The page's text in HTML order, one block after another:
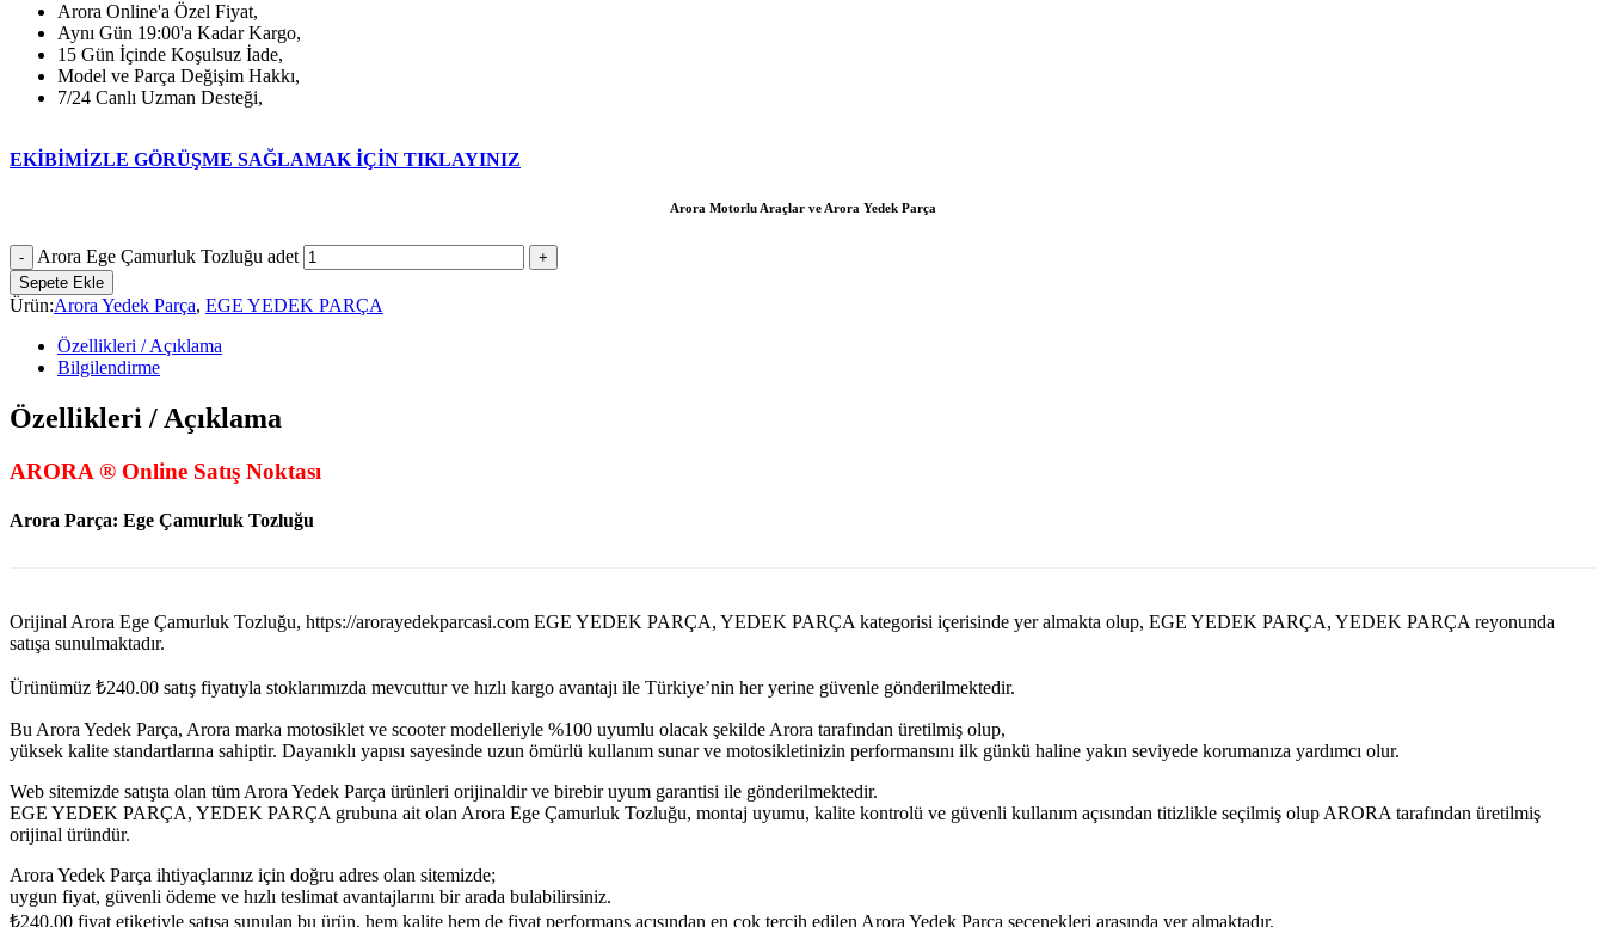
Arora Online'a Özel Fiyat,
Aynı Gün 19:00'a Kadar Kargo,
15 Gün İçinde Koşulsuz İade,
Model ve Parça Değişim Hakkı,
7/24 Canlı Uzman Desteği,
EKİBİMİZLE GÖRÜŞME SAĞLAMAK İÇİN TIKLAYINIZ
Arora Motorlu Araçlar ve Arora Yedek Parça
Arora Ege Çamurluk Tozluğu adet
Sepete Ekle
Ürün:Arora Yedek Parça, EGE YEDEK PARÇA
Özellikleri / Açıklama
Bilgilendirme
Özellikleri / Açıklama
ARORA ® Online Satış Noktası
Arora Parça: Ege Çamurluk Tozluğu
Orijinal Arora Ege Çamurluk Tozluğu, https://arorayedekparcasi.com EGE YEDEK PARÇA, YEDEK PARÇA kategorisi içerisinde yer almakta olup, EGE YEDEK PARÇA, YEDEK PARÇA reyonunda
satışa sunulmaktadır.
Ürünümüz ₺240.00 satış fiyatıyla stoklarımızda mevcuttur ve hızlı kargo avantajı ile Türkiye’nin her yerine güvenle gönderilmektedir.
Bu Arora Yedek Parça, Arora marka motosiklet ve scooter modelleriyle %100 uyumlu olacak şekilde Arora tarafından üretilmiş olup,
yüksek kalite standartlarına sahiptir. Dayanıklı yapısı sayesinde uzun ömürlü kullanım sunar ve motosikletinizin performansını ilk günkü haline yakın seviyede korumanıza yardımcı olur.
Web sitemizde satışta olan tüm Arora Yedek Parça ürünleri orijinaldir ve birebir uyum garantisi ile gönderilmektedir.
EGE YEDEK PARÇA, YEDEK PARÇA grubuna ait olan Arora Ege Çamurluk Tozluğu, montaj uyumu, kalite kontrolü ve güvenli kullanım açısından titizlikle seçilmiş olup ARORA tarafından üretilmiş
orijinal üründür.
Arora Yedek Parça ihtiyaçlarınız için doğru adres olan sitemizde;
uygun fiyat, güvenli ödeme ve hızlı teslimat avantajlarını bir arada bulabilirsiniz.
₺240.00 fiyat etiketiyle satışa sunulan bu ürün, hem kalite hem de fiyat performans açısından en çok tercih edilen Arora Yedek Parça seçenekleri arasında yer almaktadır.